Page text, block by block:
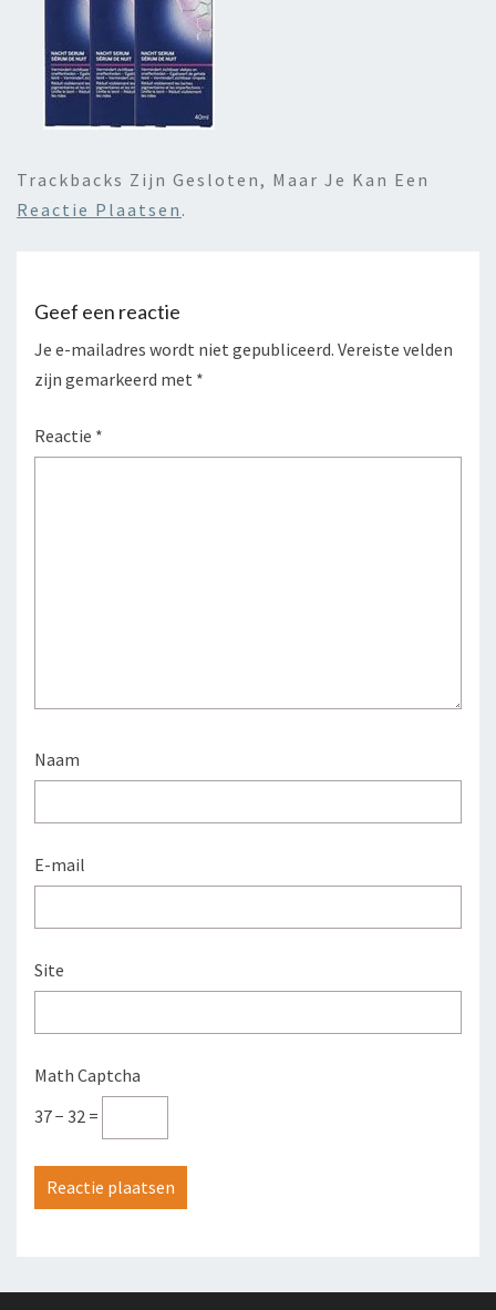
Trackbacks Zijn Gesloten, Maar Je Kan Een
Reactie Plaatsen .
Geef een reactie
Je e-mailadres wordt niet gepubliceerd. Vereiste velden
zijn gemarkeerd met *
Reactie *
Naam
E-mail
Site
Math Captcha
37 − 32 =